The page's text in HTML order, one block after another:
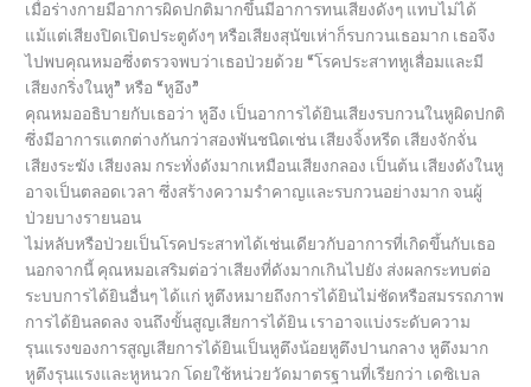
เมื่อร่างกายมีอาการผิดปกติมากขึ้นมีอาการทนเสียงดังๆ แทบไม่ได้
แม้แต่เสียงปิดเปิดประตูดังๆ หรือเสียงสุนัขเห่าก็รบกวนเธอมาก เธอจึง
ไปพบคุณหมอซึ่งตรวจพบว่าเธอป่วยด้วย “โรคประสาทหูเสื่อมและมี
เสียงกริ่งในหู” หรือ “หูอึง”
คุณหมออธิบายกับเธอว่า หูอึง เป็นอาการได้ยินเสียงรบกวนในหูผิดปกติ
ซึ่งมีอาการแตกต่างกันกว่าสองพันชนิดเช่น เสียงจิ้งหรีด เสียงจักจั่น
เสียงระฆัง เสียงลม กระทั่งดังมากเหมือนเสียงกลอง เป็นต้น เสียงดังในหู
อาจเป็นตลอดเวลา ซึ่งสร้างความรำคาญและรบกวนอย่างมาก จนผู้
ป่วยบางรายนอน
ไม่หลับหรือป่วยเป็นโรคประสาทได้เช่นเดียวกับอาการที่เกิดขึ้นกับเธอ
นอกจากนี้ คุณหมอเสริมต่อว่าเสียงที่ดังมากเกินไปยัง ส่งผลกระทบต่อ
ระบบการได้ยินอื่นๆ ได้แก่ หูตึงหมายถึงการได้ยินไม่ชัดหรือสมรรถภาพ
การได้ยินลดลง จนถึงขั้นสูญเสียการได้ยิน เราอาจแบ่งระดับความ
รุนแรงของการสูญเสียการได้ยินเป็นหูตึงน้อยหูตึงปานกลาง หูตึงมาก
หูตึงรุนแรงและหูหนวก โดยใช้หน่วยวัดมาตรฐานที่เรียกว่า เดซิเบล